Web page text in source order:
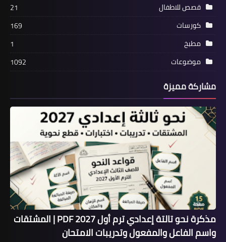
قصص للاطفال
21
كورسات
169
مطبخ
1
موضوعات
1092
مشاركة مميزة
مذكرة نحو تالتة إعدادي ترم أول 2027 PDF | المشتقات
واسم الفاعل والمفعول وتدريبات الامتحان